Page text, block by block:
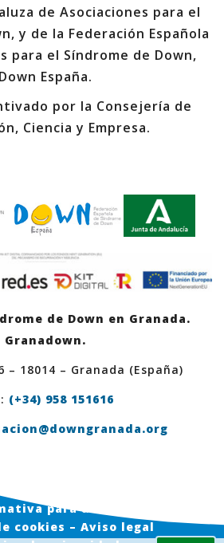
de Asociaciones para el
y de la Federación Española
para el Síndrome de Down,
Down España.
por la Consejería de
Ciencia y Empresa.
de Down en Granada.
Granadown.
– 18014 – Granada (España)
(+34) 958 151616
para usuarios en Web
cookies – Aviso legal